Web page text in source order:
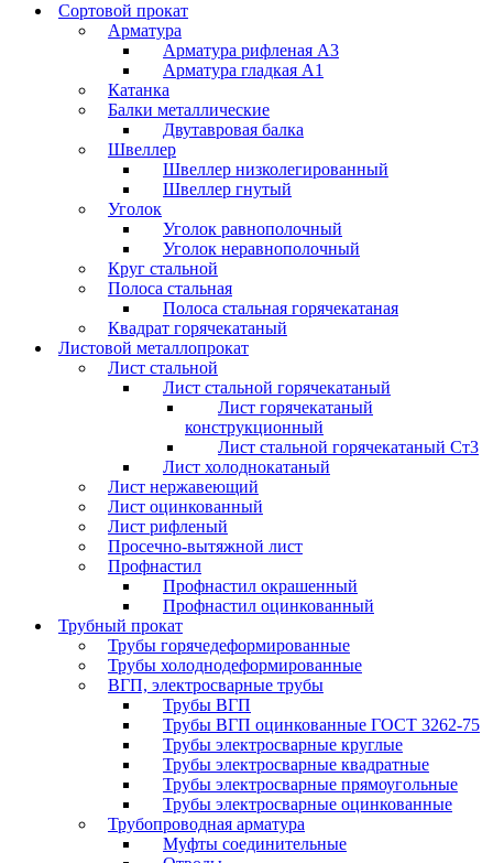
Сортовой прокат
Арматура
Арматура рифленая А3
Арматура гладкая А1
Катанка
Балки металлические
Двутавровая балка
Швеллер
Швеллер низколегированный
Швеллер гнутый
Уголок
Уголок равнополочный
Уголок неравнополочный
Круг стальной
Полоса стальная
Полоса стальная горячекатаная
Квадрат горячекатаный
Листовой металлопрокат
Лист стальной
Лист стальной горячекатаный
Лист горячекатаный
конструкционный
Лист стальной горячекатаный Ст3
Лист холоднокатаный
Лист нержавеющий
Лист оцинкованный
Лист рифленый
Просечно-вытяжной лист
Профнастил
Профнастил окрашенный
Профнастил оцинкованный
Трубный прокат
Трубы горячедеформированные
Трубы холоднодеформированные
ВГП, электросварные трубы
Трубы ВГП
Трубы ВГП оцинкованные ГОСТ 3262-75
Трубы электросварные круглые
Трубы электросварные квадратные
Трубы электросварные прямоугольные
Трубы электросварные оцинкованные
Трубопроводная арматура
Муфты соединительные